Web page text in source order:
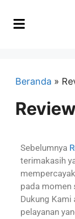
Beranda »
Sebelumnya
terimakasih
pada momen
Dukung
pelayanan